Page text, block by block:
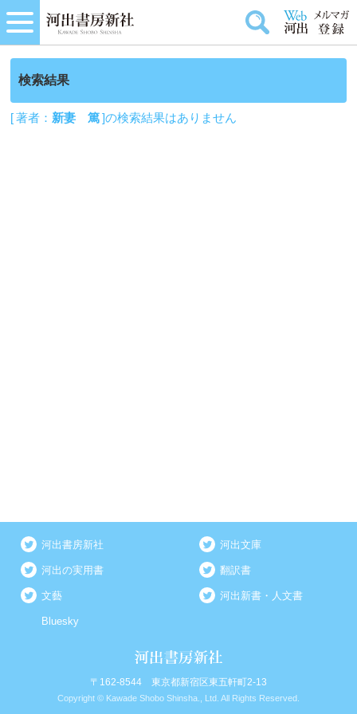
検索結果
[ 著者： 新妻 篤]の検索結果はありません
河出書房新社 河出文庫
河出の実用書 翻訳書
文藝 河出新書・人文書
Bluesky
〒162-8544 東京都新宿区東五軒町2-13
Copyright © Kawade Shobo Shinsha., Ltd. All Rights Reserved.